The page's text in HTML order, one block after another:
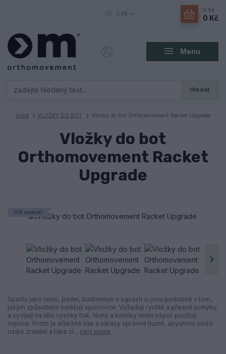
Menu
CZK
Hledat
0 ks
0 Kč
Úvod VLOŽKY DO BOT Vložky do bot Orthomovement Racket Upgrade
Vložky do bot
Orthomovement Racket
Upgrade
TOP produkt
Sporty jako tenis, padel, badminton a squash si jsou podobné v tom,
jakým způsobem zatěžují sportovce. Vyžadují rychlé a přesné pohyby
a vyvíjejí na tělo vysoký tlak. Nohy a kotníky tento nápor pociťují
nejvíce. Proto je důležité tlak a nárazy správně tlumit, abychom snížili
riziko zranění a také zl... celý popis